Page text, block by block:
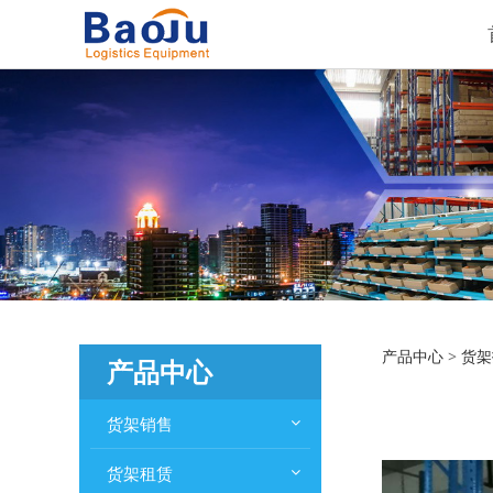
产品中心
货架销售
货架租赁
货架
产品中心 > 货